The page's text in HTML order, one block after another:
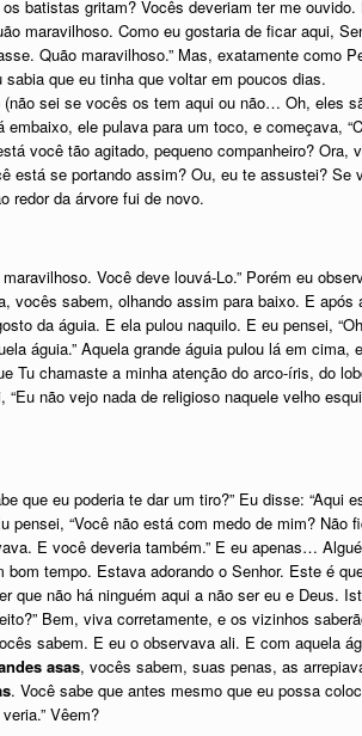
batistas gritam? Vocês deveriam ter me
maravilhoso. Como eu gostaria de ficar aqui,
Quão maravilhoso.” Mas, exatamente como
que eu tinha que voltar em poucos dias.
sei se vocês os tem aqui ou não… Oh, eles
ele pulava para um toco, e começava,
você tão agitado, pequeno companheiro?
está se portando assim? Ou, eu te assustei?
redor da árvore fui de novo.
Você deve louvá-Lo.” Porém eu
vocês sabem, olhando assim para baixo. E
da águia. E ela pulou naquilo. E eu pensei,
águia.” Aquela grande águia pulou lá em cima,
Tu chamaste a minha atenção do arco-íris, do
não vejo nada de religioso naquele velho
eu poderia te dar um tiro?” Eu disse: “Aqui
“Você não está com medo de mim? Não
E você deveria também.” E eu apenas…
tempo. Estava adorando o Senhor. Este é
que não há ninguém aqui a não ser eu e Deus.
Bem, viva corretamente, e os vizinhos
sabem. E eu o observava ali. E com aquela
asas, vocês sabem, suas penas, as
. Você sabe que antes mesmo que eu possa
Vêem?